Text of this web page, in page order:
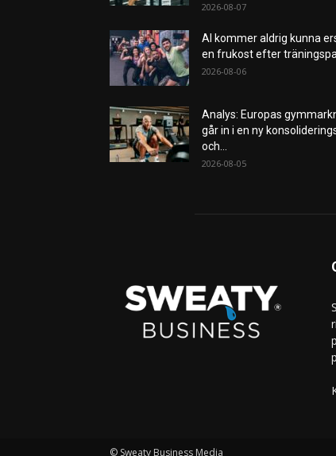
2026-08-07
AI kommer aldrig kunna
en frukost efter
2026-08-06
Analys: Europas
går in i en ny
och...
2026-08-05
© Sweaty Business Media